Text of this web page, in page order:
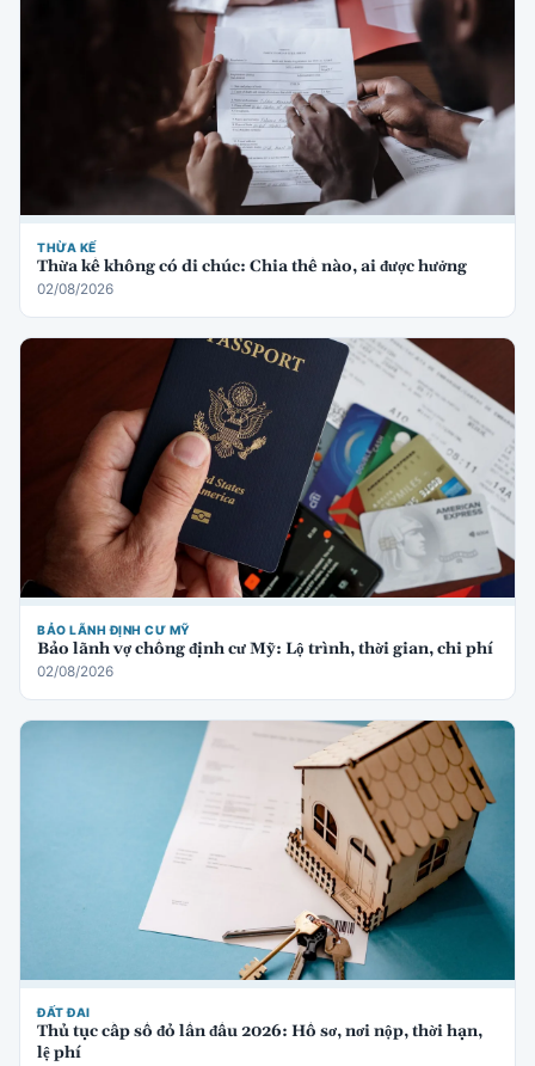
THỪA KẾ
Thừa kế không có di chúc: Chia thế nào, ai được hưởng
02/08/2026
BẢO LÃNH ĐỊNH CƯ MỸ
Bảo lãnh vợ chồng định cư Mỹ: Lộ trình, thời gian, chi phí
02/08/2026
ĐẤT ĐAI
Thủ tục cấp sổ đỏ lần đầu 2026: Hồ sơ, nơi nộp, thời hạn,
lệ phí